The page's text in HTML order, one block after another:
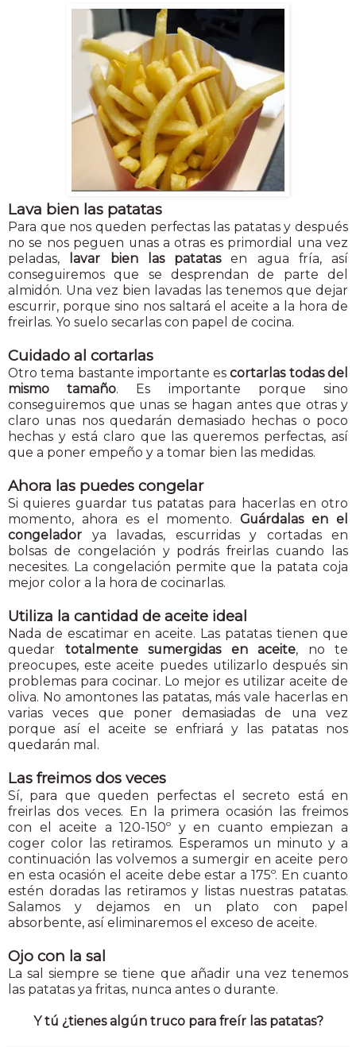
Lava bien las patatas
Para que nos queden perfectas las patatas y después
no se nos peguen unas a otras es primordial una vez
peladas,
lavar bien las patatasen agua fría, así
conseguiremos que se desprendan de parte del
almidón. Una vez bien lavadas las tenemos que dejar
escurrir, porque sino nos saltará el aceite a la hora de
freirlas. Yo suelo secarlas con papel de cocina.
Cuidado al cortarlas
Otro tema bastante importante escortarlas todas del
mismo tamaño. Es importante porque sino
conseguiremos que unas se hagan antes que otras y
claro unas nos quedarán demasiado hechas o poco
hechas y está claro que las queremos perfectas, así
que a poner empeño y a tomar bien las medidas.
Ahora las puedes congelar
Si quieres guardar tus patatas para hacerlas en otro
momento, ahora es el momento.Guárdalas en el
congelador ya lavadas, escurridas y cortadas en
bolsas de congelación y podrás freirlas cuando las
necesites. La congelación permite que la patata coja
mejor color a la hora de cocinarlas.
Utiliza la cantidad de aceite ideal
Nada de escatimar en aceite. Las patatas tienen que
quedar totalmente sumergidas en aceite, no te
preocupes, este aceite puedes utilizarlo después sin
problemas para cocinar. Lo mejor es utilizar aceite de
oliva. No amontones las patatas, más vale hacerlas en
varias veces que poner demasiadas de una vez
porque así el aceite se enfriará y las patatas nos
quedarán mal.
Las freimos dos veces
Sí, para que queden perfectas el secreto está en
freirlas dos veces. En la primera ocasión las freimos
con el aceite a 120-150º y en cuanto empiezan a
coger color las retiramos. Esperamos un minuto y a
continuación las volvemos a sumergir en aceite pero
en esta ocasión el aceite debe estar a 175º. En cuanto
estén doradas las retiramos y listas nuestras patatas.
Salamos y dejamos en un plato con papel
absorbente, así eliminaremos el exceso de aceite.
Ojo con la sal
La sal siempre se tiene que añadir una vez tenemos
las patatas ya fritas, nunca antes o durante.
Y tú ¿tienes algún truco para freír las patatas?